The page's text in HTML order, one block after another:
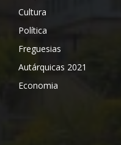
Cultura
Política
Freguesias
Autárquicas 2021
Economia